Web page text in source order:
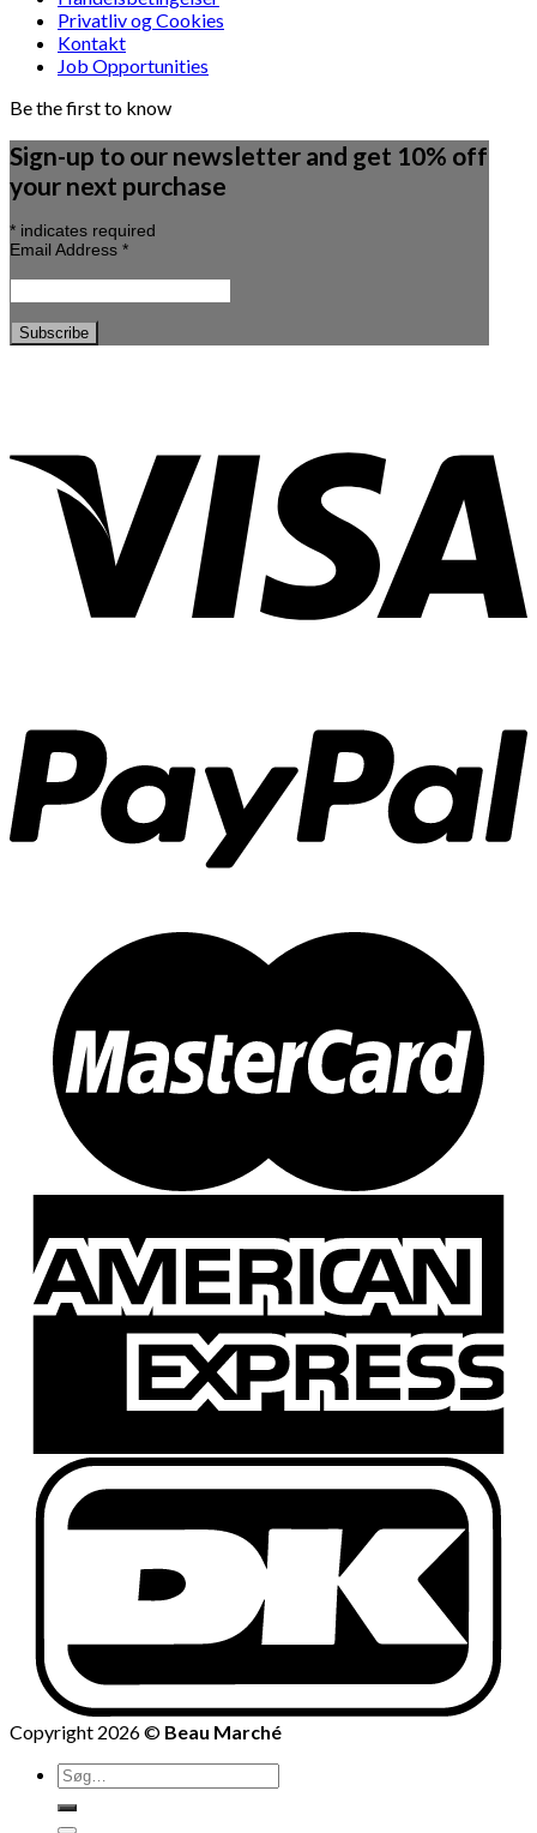
Privatliv og Cookies
Kontakt
Job Opportunities
Be the first to know
Sign-up to our newsletter and get 10% off
your next purchase
* indicates required
Email Address *
Copyright 2026 © Beau Marché
Søg
efter: